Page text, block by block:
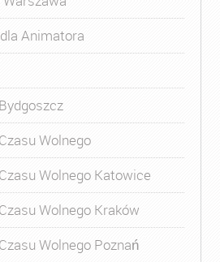
Animatora
Wolnego
Wolnego Katowice
Wolnego Kraków
Wolnego Poznań